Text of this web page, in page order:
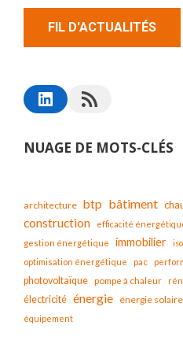
FIL D'ACTUALITÉS
NUAGE DE MOTS-CLÉS
architecture btp bâtiment
construction efficacité
gestion énergétique immobilier
optimisation énergétique
pac
photovoltaïque pompe à chaleur
électricité énergie énergie solaire
équipement